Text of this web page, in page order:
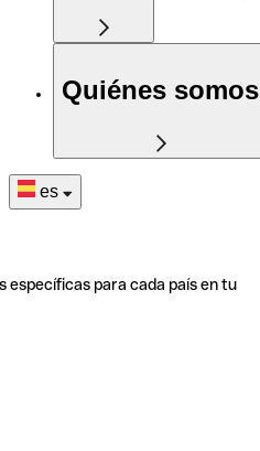
Quiénes somos
es
específicas para cada país en tu